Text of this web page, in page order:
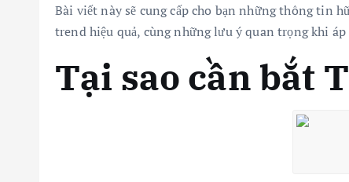
Bài viết này sẽ cung cấp cho bạn những thông tin
trend hiệu quả, cùng những lưu ý quan trọng khi áp
Tại sao cần bắt